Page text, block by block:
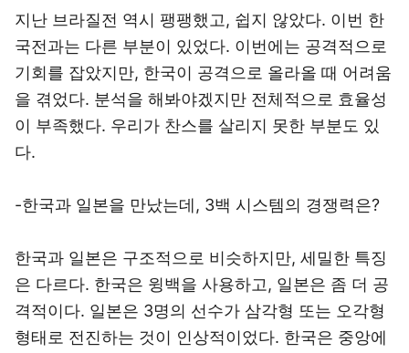
지난 브라질전 역시 팽팽했고, 쉽지 않았다. 이번 한
국전과는 다른 부분이 있었다. 이번에는 공격적으로
기회를 잡았지만, 한국이 공격으로 올라올 때 어려움
을 겪었다. 분석을 해봐야겠지만 전체적으로 효율성
이 부족했다. 우리가 찬스를 살리지 못한 부분도 있
다.
-한국과 일본을 만났는데, 3백 시스템의 경쟁력은?
한국과 일본은 구조적으로 비슷하지만, 세밀한 특징
은 다르다. 한국은 윙백을 사용하고, 일본은 좀 더 공
격적이다. 일본은 3명의 선수가 삼각형 또는 오각형
형태로 전진하는 것이 인상적이었다. 한국은 중앙에